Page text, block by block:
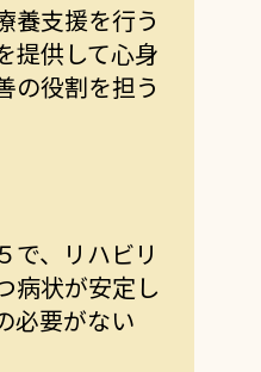
養支援を行う
提供して心身
の役割を担う
で、リハビリ
病状が安定し
必要がない